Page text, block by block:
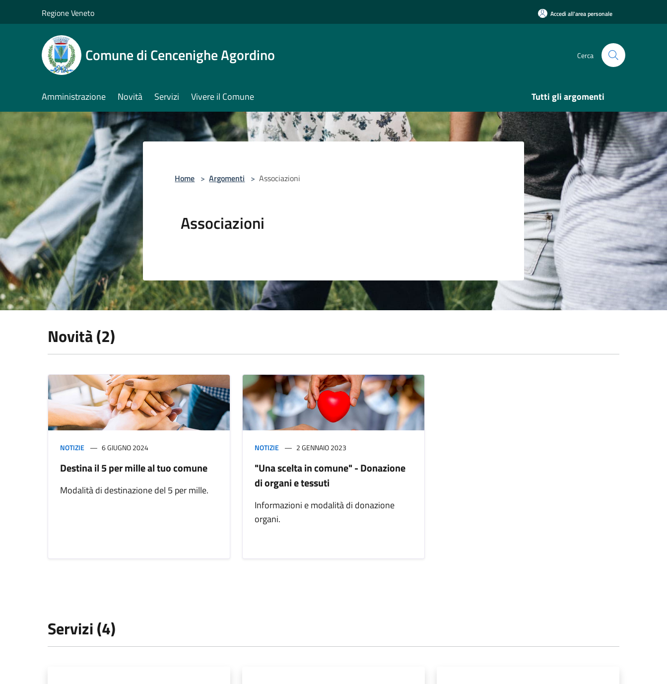
Regione Veneto Accedi all'area personale
Comune di Cencenighe Agordino Cerca
Amministrazione Novità Servizi Vivere il Comune Tutti gli argomenti
Home > Argomenti > Associazioni
Associazioni
Novità (2)
NOTIZIE 6 GIUGNO 2024
Destina il 5 per mille al tuo comune
Modalità di destinazione del 5 per mille.
NOTIZIE 2 GENNAIO 2023
"Una scelta in comune" - Donazione
di organi e tessuti
Informazioni e modalità di donazione
organi.
Servizi (4)